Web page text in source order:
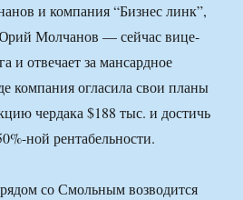
и компания “Бизнес линк”,
Молчанов — сейчас вице-
и отвечает за мансардное
компания огласила свои планы
чердака $188 тыс. и достичь
ной рентабельности.
со Смольным возводится